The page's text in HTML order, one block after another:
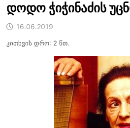
დოდო ჭიჭინაძის
16.06.2019
კითხვის დრო: 2 წთ.